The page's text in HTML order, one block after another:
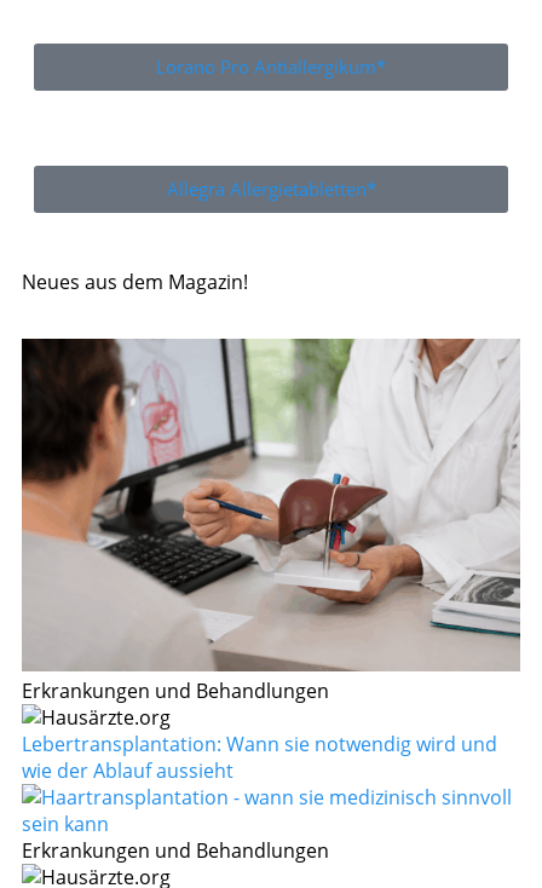
Lorano Pro Antiallergikum*
Allegra Allergietabletten*
Neues aus dem Magazin!
Erkrankungen und Behandlungen
Lebertransplantation: Wann sie notwendig wird und
wie der Ablauf aussieht
Erkrankungen und Behandlungen